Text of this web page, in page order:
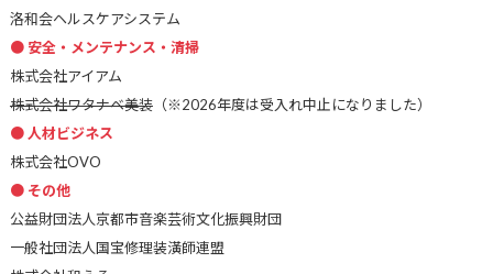
洛和会ヘルスケアシステム
安全・メンテナンス・清掃
株式会社アイアム
株式会社ワタナベ美装（※2026年度は受入れ中止になりました）
人材ビジネス
株式会社OVO
その他
公益財団法人京都市音楽芸術文化振興財団
一般社団法人国宝修理装潢師連盟